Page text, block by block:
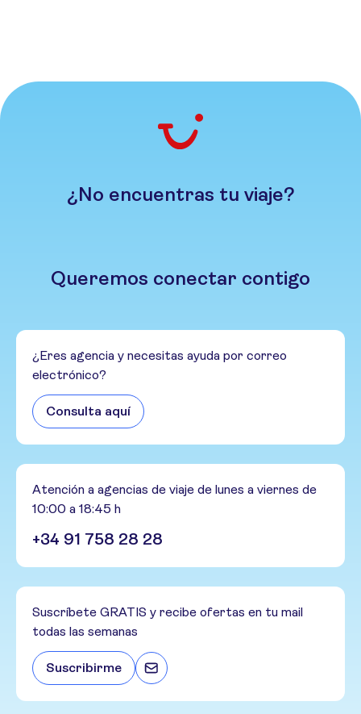
¿No encuentras tu viaje?
Queremos conectar contigo
¿Eres agencia y necesitas ayuda por correo
electrónico?
Consulta aquí
Atención a agencias de viaje de lunes a viernes de
10:00 a 18:45 h
+34 91 758 28 28
Suscríbete GRATIS y recibe ofertas en tu mail
todas las semanas
Suscribirme